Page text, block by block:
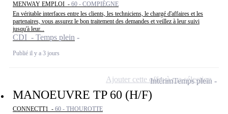
MENWAY EMPLOI - 60 - COMPIÈGNE
En véritable interfaces entre les clients, les techniciens, le chargé d'affaires et les
partenaires, vous assurez le bon traitement des demandes et veillez à leur suivi
jusqu'à leur...
CDI - Temps plein
Publié il y a 3 jours
MANOEUVRE TP 60 (H/F)
CONNECTT1 - 60 - THOUROTTE
IntérimTemps plein
Ajouter cette offre à ma sélection